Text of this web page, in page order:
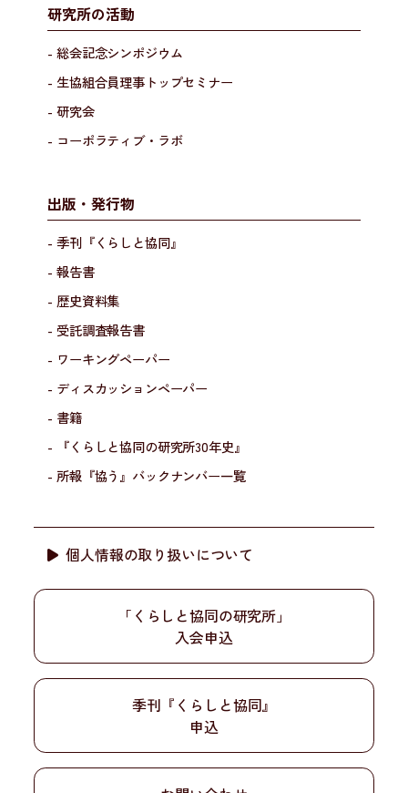
研究所の活動
- 総会記念シンポジウム
- 生協組合員理事トップセミナー
- 研究会
- コーポラティブ・ラボ
出版・発行物
- 季刊『くらしと協同』
- 報告書
- 歴史資料集
- 受託調査報告書
- ワーキングペーパー
- ディスカッションペーパー
- 書籍
- 『くらしと協同の研究所30年史』
- 所報『協う』バックナンバー一覧
個人情報の取り扱いについて
「くらしと協同の研究所」
入会申込
季刊『くらしと協同』
申込